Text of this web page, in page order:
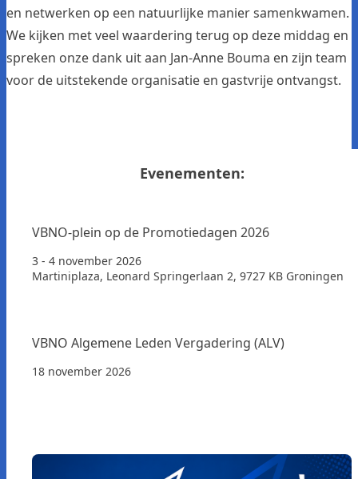
en netwerken op een natuurlijke manier samenkwamen.
We kijken met veel waardering terug op deze middag en
spreken onze dank uit aan Jan-Anne Bouma en zijn team
voor de uitstekende organisatie en gastvrije ontvangst.
Evenementen:
VBNO-plein op de Promotiedagen 2026
3 - 4 november 2026
Martiniplaza, Leonard Springerlaan 2, 9727 KB Groningen
VBNO Algemene Leden Vergadering (ALV)
18 november 2026